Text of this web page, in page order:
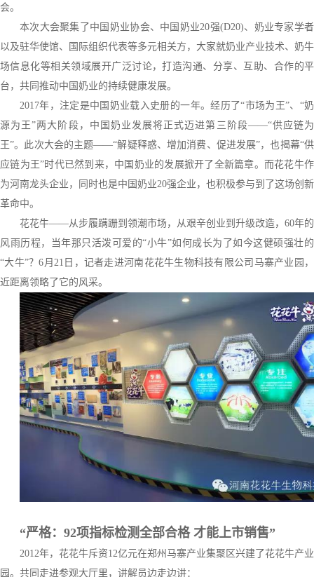
会。
本次大会聚集了中国奶业协会、中国奶业20强(D20)、奶业专家学者
以及驻华使馆、国际组织代表等多元相关方，大家就奶业产业技术、奶牛
场信息化等相关领域展开广泛讨论，打造沟通、分享、互助、合作的平
台，共同推动中国奶业的持续健康发展。
2017年，注定是中国奶业载入史册的一年。经历了“市场为王”、“奶
源为王”两大阶段，中国奶业发展将正式迈进第三阶段——“供应链为
王”。此次大会的主题——“解疑释惑、增加消费、促进发展”，也揭幕“供
应链为王”时代已然到来，中国奶业的发展掀开了全新篇章。而花花牛作
为河南龙头企业，同时也是中国奶业20强企业，也积极参与到了这场创新
革命中。
花花牛——从步履蹒跚到领潮市场，从艰辛创业到升级改造，60年的
风雨历程，当年那只活泼可爱的“小牛”如何成长为了如今这健硕强壮的
“大牛”？6月21日，记者走进河南花花牛生物科技有限公司马寨产业园，
近距离领略了它的风采。
“严格：92项指标检测全部合格 才能上市销售”
2012年，花花牛斥资12亿元在郑州马寨产业集聚区兴建了花花牛产业
园。共同走进参观大厅里，讲解员边走边讲：